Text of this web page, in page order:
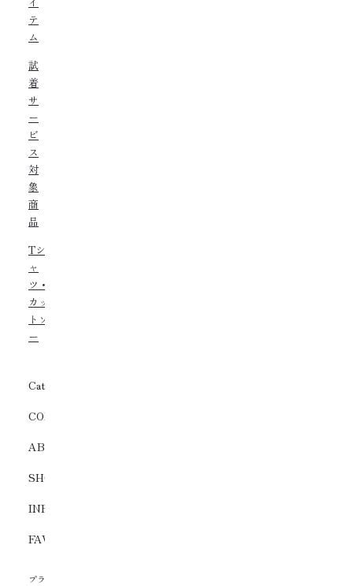
テ
ム
試
着
サ
ー
ビ
ス
対
象
商
品
Tシ
ャ
ツ・
カッ
トソ
ー
Category
COLLECTION
ABOUT
SHOPS
INFORMATION
FAVORITE
プラ